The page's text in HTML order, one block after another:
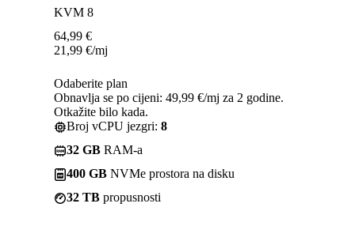
KVM 8
64,99 €
21,99 €/mj
Odaberite plan
Obnavlja se po cijeni: 49,99 €/mj za 2 godine.
Otkažite bilo kada.
Broj vCPU jezgri: 8
32 GB RAM-a
400 GB NVMe prostora na disku
32 TB propusnosti